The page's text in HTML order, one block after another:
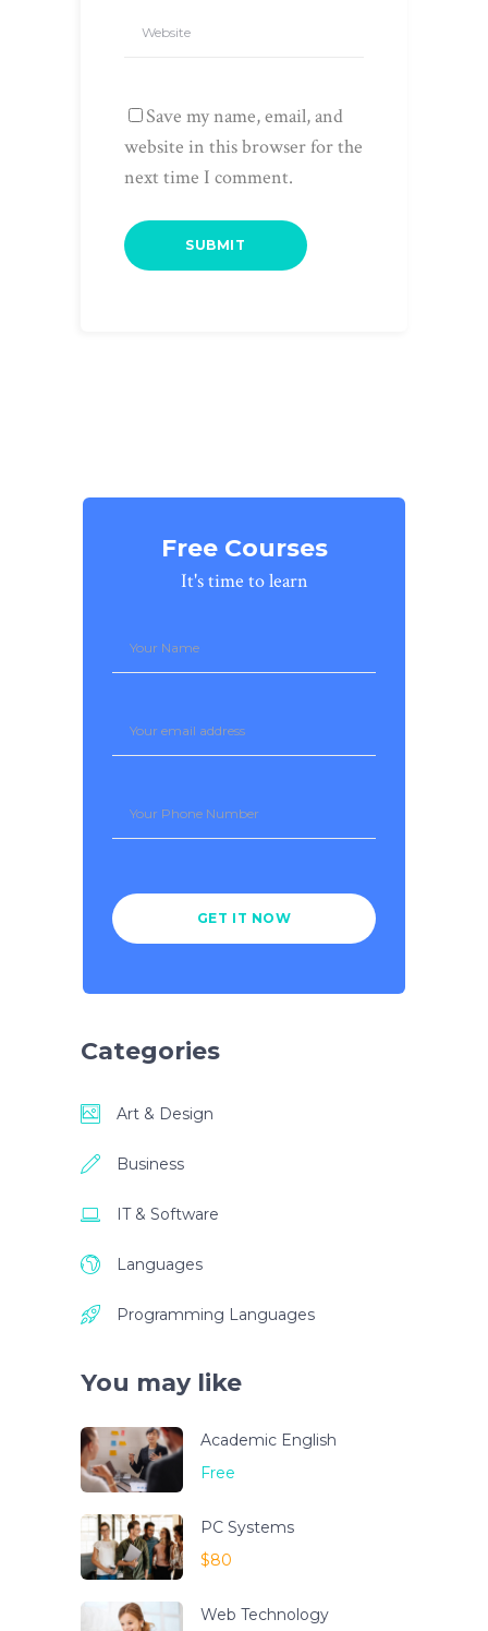
Save my name, email, and
website in this browser for the
next time I comment.
Free Courses
It's time to learn
Categories
Art & Design
Business
IT & Software
Languages
Programming Languages
You may like
Academic English
Free
PC Systems
$80
Web Technology